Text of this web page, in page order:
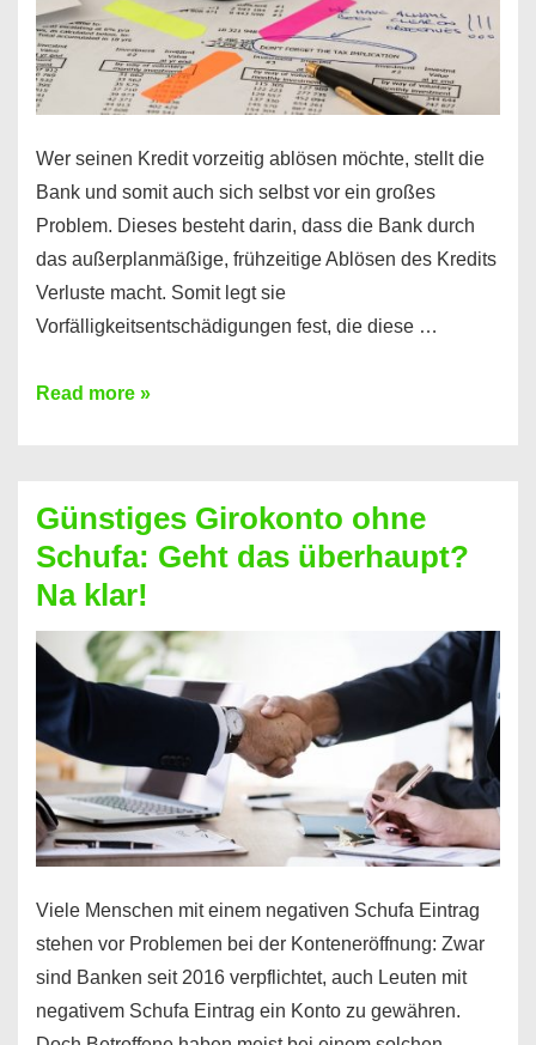
Wer seinen Kredit vorzeitig ablösen möchte, stellt die
Bank und somit auch sich selbst vor ein großes
Problem. Dieses besteht darin, dass die Bank durch
das außerplanmäßige, frühzeitige Ablösen des Kredits
Verluste macht. Somit legt sie
Vorfälligkeitsentschädigungen fest, die diese …
Kredit
dabei
profitieren
–
So
funktioniert’s
Read more »
Günstiges Girokonto ohne
Schufa: Geht das überhaupt?
Na klar!
Viele Menschen mit einem negativen Schufa Eintrag
stehen vor Problemen bei der Konteneröffnung: Zwar
sind Banken seit 2016 verpflichtet, auch Leuten mit
negativem Schufa Eintrag ein Konto zu gewähren.